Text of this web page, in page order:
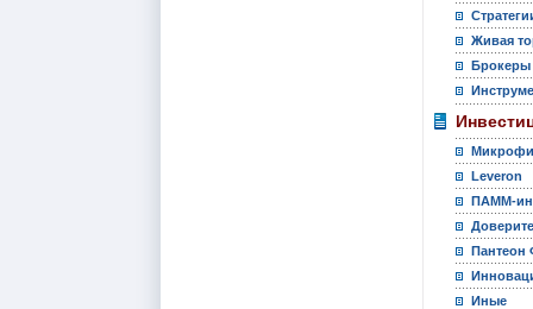
Живая
Брокеры
Leveron
ПАММ-
Пантеон
Иные